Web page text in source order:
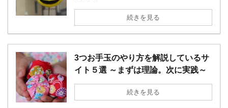
続きを見る
3つお手玉のやり方を解説しているサ
イト５選 ～まずは理論。次に実践～
続きを見る